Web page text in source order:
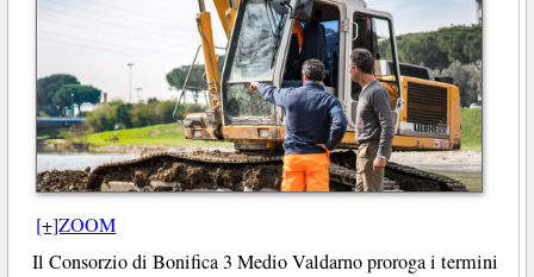
[+]ZOOM
Il Consorzio di Bonifica 3 Medio Valdarno proroga i termini